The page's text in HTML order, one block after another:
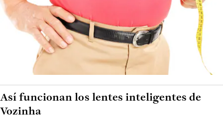
Así funcionan los lentes inteligentes de
Vozinha